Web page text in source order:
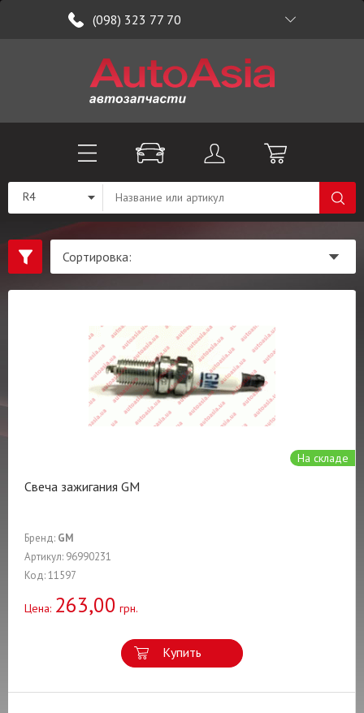
(098) 323 77 70
R4
На складе
Свеча зажигания GM
Бренд: GM
Артикул: 96990231
Код: 11597
Цена: 263,00 грн.
Купить